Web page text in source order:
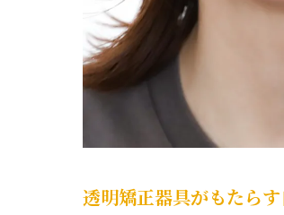
透明矯正器具がもたら